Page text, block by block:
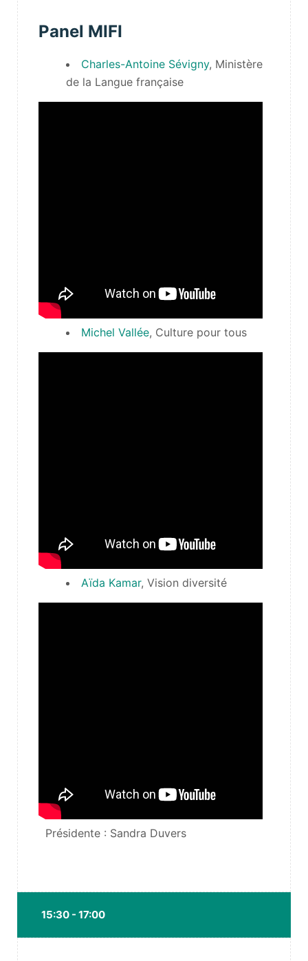
Panel MIFI
Charles-Antoine Sévigny, Ministère
de la Langue française
Michel Vallée, Culture pour tous
Aïda Kamar, Vision diversité
Présidente : Sandra Duvers
15:30 - 17:00